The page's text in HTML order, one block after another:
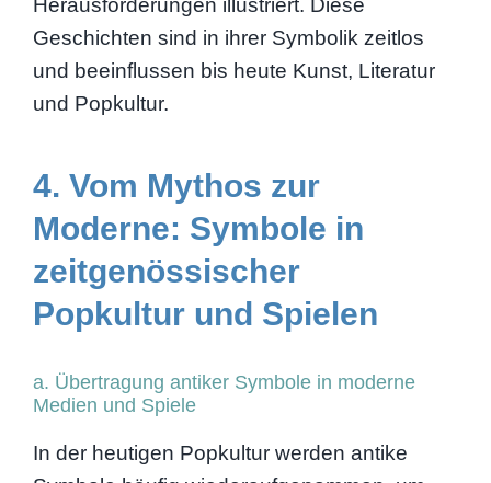
Herausforderungen illustriert. Diese
Geschichten sind in ihrer Symbolik zeitlos
und beeinflussen bis heute Kunst, Literatur
und Popkultur.
4. Vom Mythos zur
Moderne: Symbole in
zeitgenössischer
Popkultur und Spielen
a. Übertragung antiker Symbole in moderne
Medien und Spiele
In der heutigen Popkultur werden antike